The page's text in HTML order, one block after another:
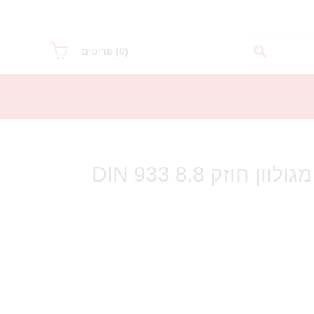
(0) פריטים
בורג ראש משושה מגולוון חוזק 8.8 DIN 933